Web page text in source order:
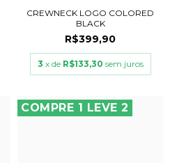
CREWNECK LOGO COLORED
BLACK
R$399,90
3 x de R$133,30 sem juros
COMPRE 1 LEVE 2